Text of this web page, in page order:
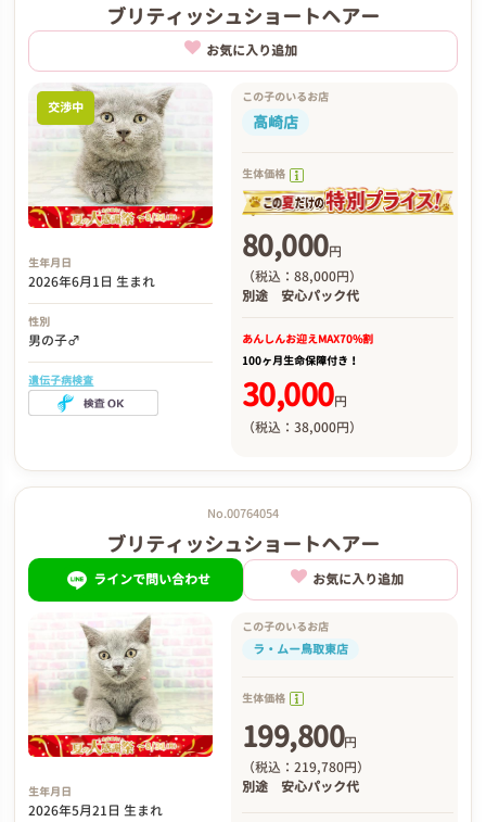
ブリティッシュショートヘアー
お気に入り追加
交渉中
生年月日
2026年6月1日 生まれ
性別
男の子♂
遺伝子病検査
この子のいるお店
高崎店
生体価格
80,000円
（税込：88,000円）
別途 安心パック代
あんしんお迎えMAX70%割
100ヶ月生命保障付き！
30,000円
（税込：38,000円）
No.00764054
ブリティッシュショートヘアー
ラインで問い合わせ お気に入り追加
生年月日
2026年5月21日 生まれ
この子のいるお店
ラ・ムー鳥取東店
生体価格
199,800円
（税込：219,780円）
別途 安心パック代